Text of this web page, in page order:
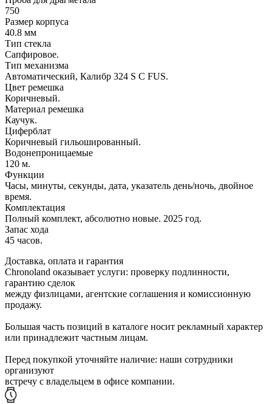
750
Размер корпуса
40.8 мм
Тип стекла
Сапфировое.
Тип механизма
Автоматический, Калибр 324 S C FUS.
Цвет ремешка
Коричневый.
Материал ремешка
Каучук.
Циферблат
Коричневый гильошированный.
Водонепроницаемые
120 м.
Функции
Часы, минуты, секунды, дата, указатель день/ночь, двойное
время.
Комплектация
Полный комплект, абсолютно новые. 2025 год.
Запас хода
45 часов.
Доставка, оплата и гарантия
Chronoland оказывает услуги: проверку подлинности,
гарантию сделок
между физлицами, агентские соглашения и комиссионную
продажу.
Большая часть позиций в каталоге носит рекламный характер
или принадлежит частным лицам.
Перед покупкой уточняйте наличие: наши сотрудники
организуют
встречу с владельцем в офисе компании.